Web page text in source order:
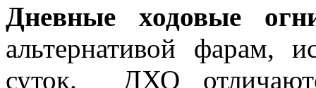
Дневные ходовые
альтернативой фарам,
суток. ДХО